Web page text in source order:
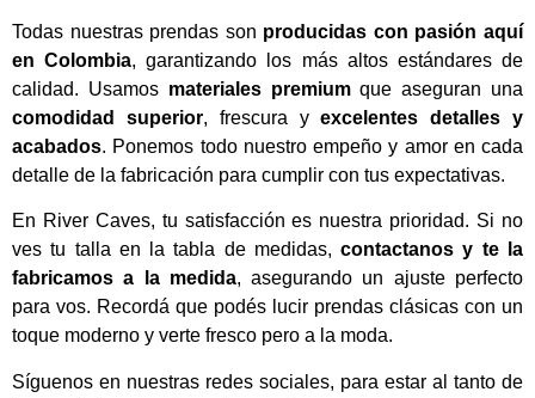
Todas nuestras prendas son producidas con pasión aquí
en Colombia, garantizando los más altos estándares de
calidad. Usamos materiales premiumque aseguran una
comodidad superior, frescura yexcelentes detalles y
acabados. Ponemos todo nuestro empeño y amor en cada
detalle de la fabricación para cumplir con tus expectativas.
En River Caves, tu satisfacción es nuestra prioridad. Si no
ves tu talla en la tabla de medidas,contactanos y te la
fabricamos a la medida, asegurando un ajuste perfecto
para vos. Recordá que podés lucir prendas clásicas con un
toque moderno y verte fresco pero a la moda.
Síguenos en nuestras redes sociales, para estar al tanto de